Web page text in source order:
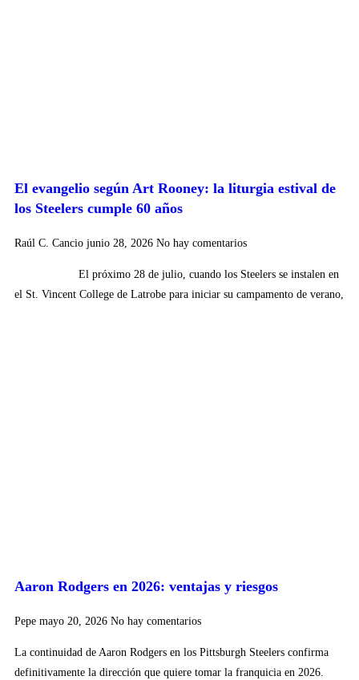
El evangelio según Art Rooney: la liturgia estival de
los Steelers cumple 60 años
Raúl C. Cancio junio 28, 2026 No hay comentarios
El próximo 28 de julio, cuando los Steelers se instalen en
el St. Vincent College de Latrobe para iniciar su campamento de verano,
Aaron Rodgers en 2026: ventajas y riesgos
Pepe mayo 20, 2026 No hay comentarios
La continuidad de Aaron Rodgers en los Pittsburgh Steelers confirma
definitivamente la dirección que quiere tomar la franquicia en 2026.